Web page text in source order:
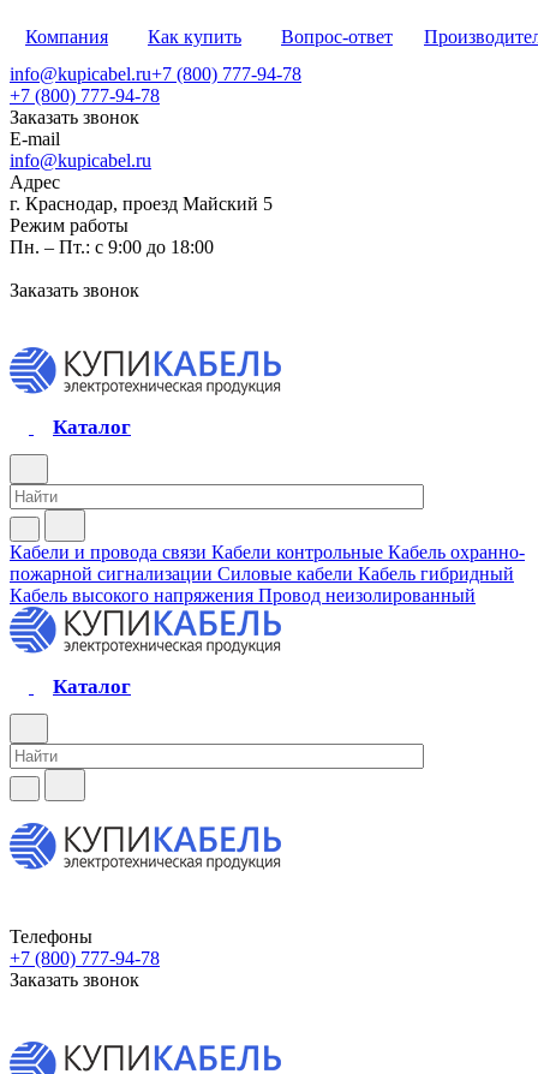
Компания Как купить Вопрос-ответ
info@kupicabel.ru+7 (800) 777-94-78
+7 (800) 777-94-78
Заказать звонок
E-mail
info@kupicabel.ru
Адрес
г. Краснодар, проезд Майский 5
Режим работы
Пн. – Пт.: с 9:00 до 18:00
Заказать звонок
Каталог
Кабели и провода связи Кабели контрольные Кабель охранно-
пожарной сигнализации Силовые кабели Кабель гибридный
Кабель высокого напряжения Провод неизолированный
Каталог
Телефоны
+7 (800) 777-94-78
Заказать звонок